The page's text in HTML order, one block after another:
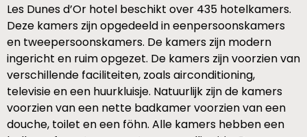
Les Dunes d’Or hotel beschikt over 435 hotelkamers.
Deze kamers zijn opgedeeld in eenpersoonskamers
en tweepersoonskamers. De kamers zijn modern
ingericht en ruim opgezet. De kamers zijn voorzien van
verschillende faciliteiten, zoals airconditioning,
televisie en een huurkluisje. Natuurlijk zijn de kamers
voorzien van een nette badkamer voorzien van een
douche, toilet en een föhn. Alle kamers hebben een